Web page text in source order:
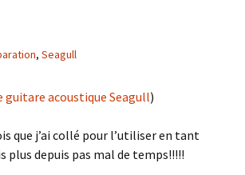
, Seagull
guitare acoustique Seagull)
que j’ai collé pour l’utiliser en tant
plus depuis pas mal de temps!!!!!